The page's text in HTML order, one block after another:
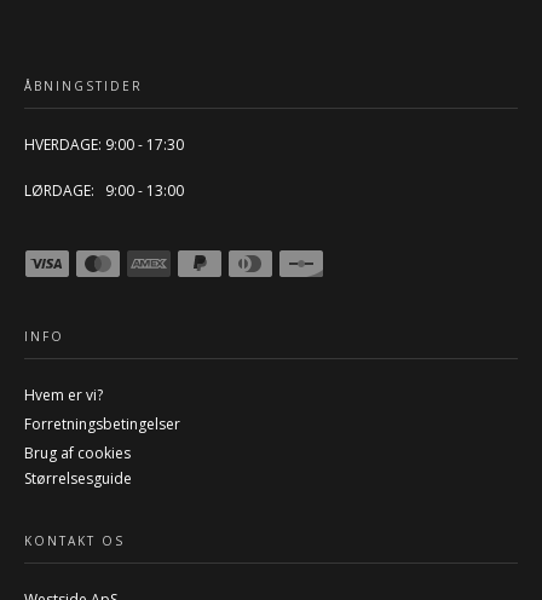
ÅBNINGSTIDER
HVERDAGE: 9:00 - 17:30
LØRDAGE: 9:00 - 13:00
INFO
Hvem er vi?
Forretningsbetingelser
Brug af cookies
Størrelsesguide
KONTAKT OS